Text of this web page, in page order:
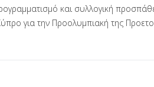
και συλλογική
για την Προολυμπιακή της